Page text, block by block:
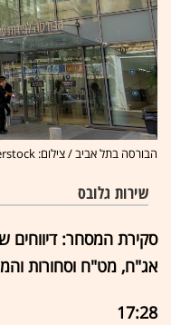
הבורסה בתל אביב / צילום: Shutterstock
שירות גלובס
סקירת המסחר: דיווחים
אג"ח, מט"ח וסחורות
17:28